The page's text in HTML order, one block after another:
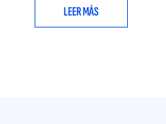
LEER MÁS